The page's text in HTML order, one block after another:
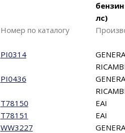
лс)
Номер по каталогу
PI0314
PI0436
T78150
EAI
T78151
EAI
WW3227